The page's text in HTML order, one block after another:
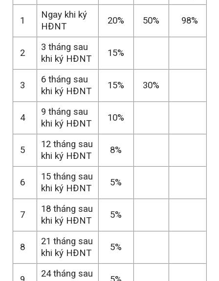
1
Ngay khi ký
HĐNT
20% 50% 98%
2
3 tháng sau
khi ký HĐNT
15%
3
6 tháng sau
khi ký HĐNT
15% 30%
4
9 tháng sau
khi ký HĐNT
10%
5
12 tháng sau
khi ký HĐNT
8%
6
15 tháng sau
khi ký HĐNT
5%
7
18 tháng sau
khi ký HĐNT
5%
8
21 tháng sau
khi ký HĐNT
5%
24 tháng sau